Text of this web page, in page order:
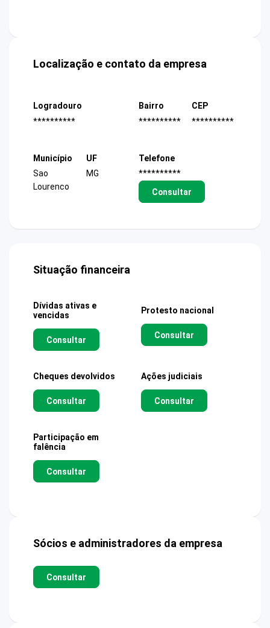
Localização e contato da empresa
Logradouro
**********
Bairro
**********
CEP
**********
Município
Sao
Lourenco
UF
MG
Telefone
**********
Consultar
Situação financeira
Dívidas ativas e
vencidas
Consultar
Protesto nacional
Consultar
Cheques devolvidos
Consultar
Ações judiciais
Consultar
Participação em
falência
Consultar
Sócios e administradores da empresa
Consultar